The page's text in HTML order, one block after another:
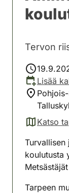
Tervon
Lisää
Katso
(avautuu
Turvallisen
koulutusta
Tarpeen